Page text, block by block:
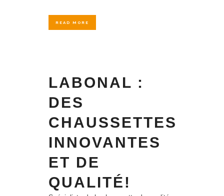
READ MORE
LABONAL :
DES
CHAUSSETTES
INNOVANTES
ET DE
QUALITÉ!